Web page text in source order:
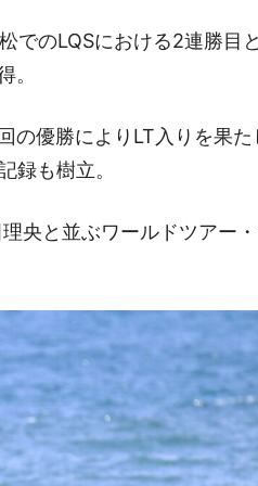
でのLQSにおける2連勝目
。
優勝によりLT入りを果た
録も樹立。
央と並ぶワールドツアー